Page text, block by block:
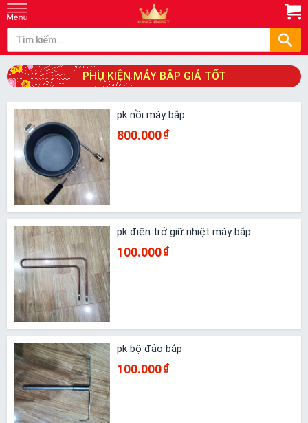
PHỤ KIỆN MÁY BẮP GIÁ TỐT
pk nồi máy bắp
800.000₫
pk điện trở giữ nhiệt máy bắp
100.000₫
pk bộ đảo bắp
100.000₫